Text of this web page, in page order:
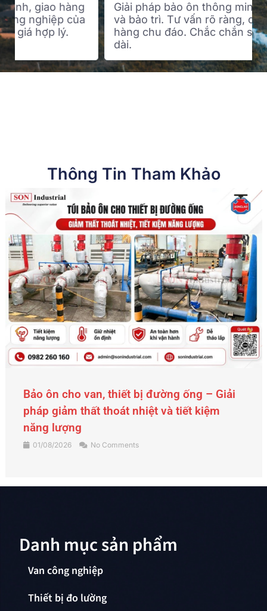
Giải pháp bảo ôn thông minh, dễ tháo lắp
và bảo trì. Tư vấn rõ ràng, chăm sóc khách
hàng chu đáo. Chắc chắn sẽ hợp tác lâu
Thông Tin Tham Khảo
Thiết bị báo mức là gì? Cách lựa chọn thiết
bị báo mức phù hợp giúp nhà máy vận
hành ổn định
31/07/2026 No Comments
Danh mục sản phẩm
Van công nghiệp
Thiết bị đo lường